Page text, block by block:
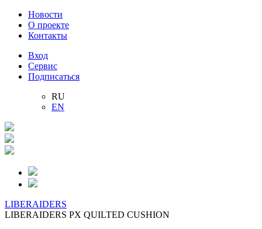
Новости
О проекте
Контакты
Вход
Сервис
Подписаться
RU
EN
LIBERAIDERS
LIBERAIDERS PX QUILTED CUSHION